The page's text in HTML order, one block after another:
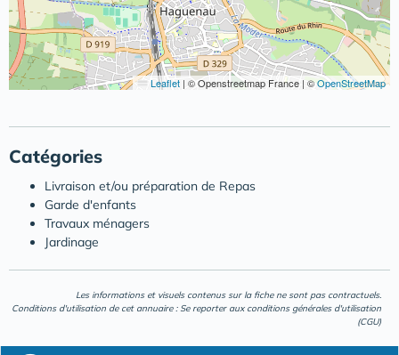
Leaflet | © Openstreetmap France | ©OpenStreetMap
Catégories
Livraison et/ou préparation de Repas
Garde d'enfants
Travaux ménagers
Jardinage
Les informations et visuels contenus sur la fiche ne sont pas contractuels.
Conditions d'utilisation de cet annuaire : Se reporter aux conditions générales d'utilisation
(CGU)